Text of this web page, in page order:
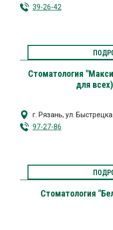
39-26-42
Стоматология
для
г. Рязань, ул.
97-27-86
Стоматология